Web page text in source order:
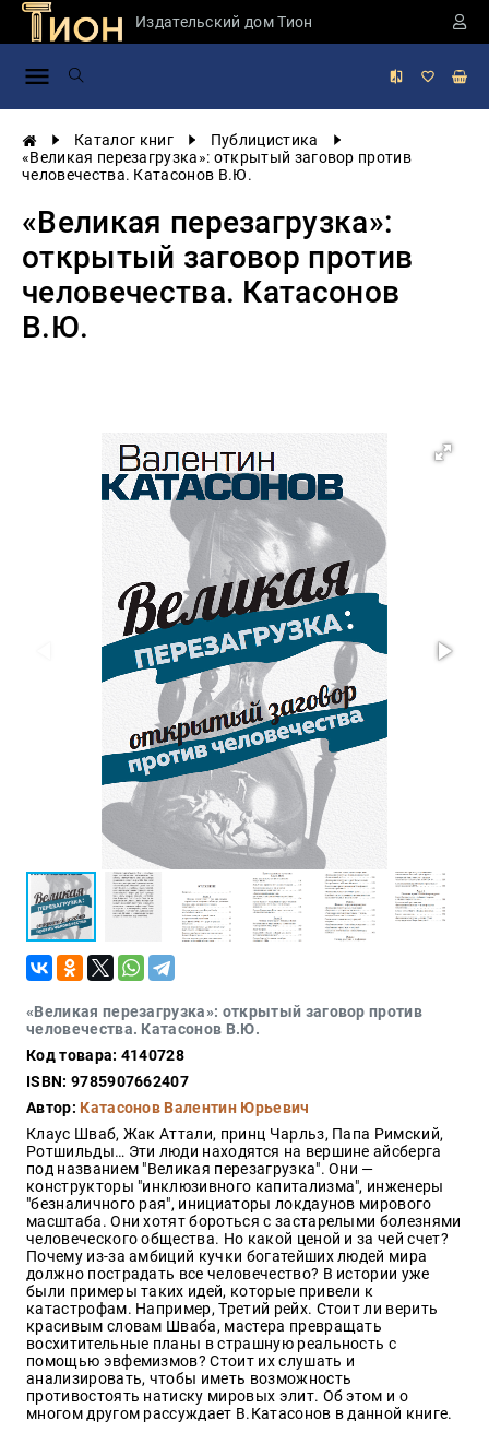
Издательский дом Тион
Каталог книг
Публицистика
«Великая перезагрузка»: открытый заговор против
человечества. Катасонов В.Ю.
«Великая перезагрузка»:
открытый заговор против
человечества. Катасонов
В.Ю.
«Великая перезагрузка»: открытый заговор против
человечества. Катасонов В.Ю.
Код товара: 4140728
ISBN: 9785907662407
Автор: Катасонов Валентин Юрьевич
Клаус Шваб, Жак Аттали, принц Чарльз, Папа Римский,
Ротшильды… Эти люди находятся на вершине айсберга
под названием "Великая перезагрузка". Они —
конструкторы "инклюзивного капитализма", инженеры
"безналичного рая", инициаторы локдаунов мирового
масштаба. Они хотят бороться с застарелыми болезнями
человеческого общества. Но какой ценой и за чей счет?
Почему из-за амбиций кучки богатейших людей мира
должно пострадать все человечество? В истории уже
были примеры таких идей, которые привели к
катастрофам. Например, Третий рейх. Стоит ли верить
красивым словам Шваба, мастера превращать
восхитительные планы в страшную реальность с
помощью эвфемизмов? Стоит их слушать и
анализировать, чтобы иметь возможность
противостоять натиску мировых элит. Об этом и о
многом другом рассуждает В.Катасонов в данной книге.
Занимательная
России
Мировая
Экономика
Фантастика
и
Публицистика
Философия
Военная
Конспирология
Религия
Туризм
Разное
Кухня,
гастрономия,
кулинария
Красота
здоровье
Оптовикам
Авторам
Контакты
Мероприятия
+7(499)
350-17-
79
Москва
pochta@den-
magazin.ru